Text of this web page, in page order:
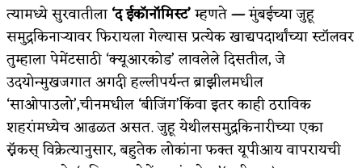
त्यामध्ये सुरवातीला‘द ईकॉनॉमिस्ट’म्हणते—मुंबईच्या जुहू
समुद्रकिनाऱ्यावर फिरायला गेल्यास प्रत्येक खाद्यपदार्थांच्या स्टॉलवर
तुम्हाला पेमेंटसाठी ‘क्यूआरकोड’ लावलेले दिसतील, जे
उदयोन्मुखजगात अगदी हल्लीपर्यन्त ब्राझीलमधील
‘साओपाउलो’,चीनमधील ‘बीजिंग’किंवा इतर काही ठराविक
शहरांमध्येच आढळत असत. जुहू येथीलसमुद्रकिनारीच्या एका
स्नॅकस् विक्रेत्यानुसार, बहुतेक लोकांना फक्त यूपीआय वापरायची